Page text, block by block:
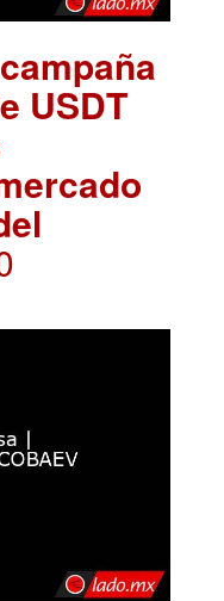
USDT